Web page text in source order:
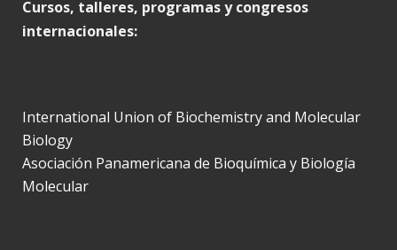
Cursos, talleres, programas y congresos
internacionales:
International Union of Biochemistry and Molecular
Biology
Asociación Panamericana de Bioquímica y Biología
Molecular